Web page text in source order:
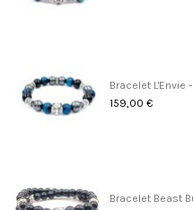
Bracelet L'Envie
159,00 €
Bracelet Beast